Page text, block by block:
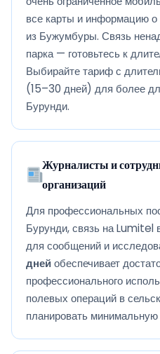
все карты и информацию
из Бужумбуры. Связь
парка — готовьтесь к
Выбирайте тариф с
(15–30 дней) для более
Бурунди.
Журналисты и
организаций
Для профессиональных
Бурунди, связь на Lumitel
для сообщений и
днейобеспечивает
профессионального
полевых операций в
планировать